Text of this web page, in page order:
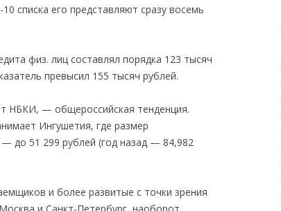
списка его представляют сразу восемь
физ. лиц составлял порядка 123 тысяч
превысил 155 тысяч рублей.
НБКИ, — общероссийская тенденция.
Ингушетия, где размер
до 51 299 рублей (год назад — 84,982
и более развитые с точки зрения
и Санкт-Петербург, наоборот,